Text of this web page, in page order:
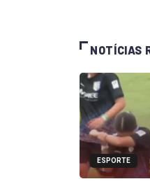
NOTÍCIAS
ESPORTE